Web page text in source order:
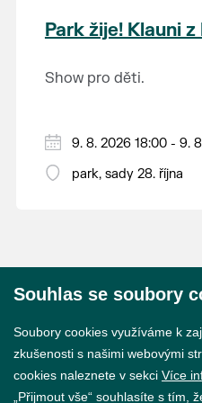
krajina na světě, která
světového přírodního
Park žije! Klauni
Show pro děti.
9. 8. 2026 18:00 - 9.
park, sady 28. října
Souhlas se soubory
Soubory cookies využíváme k
zkušenosti s našimi webovými
cookies naleznete v sekci Více
„Přijmout vše“ souhlasíte s tím,